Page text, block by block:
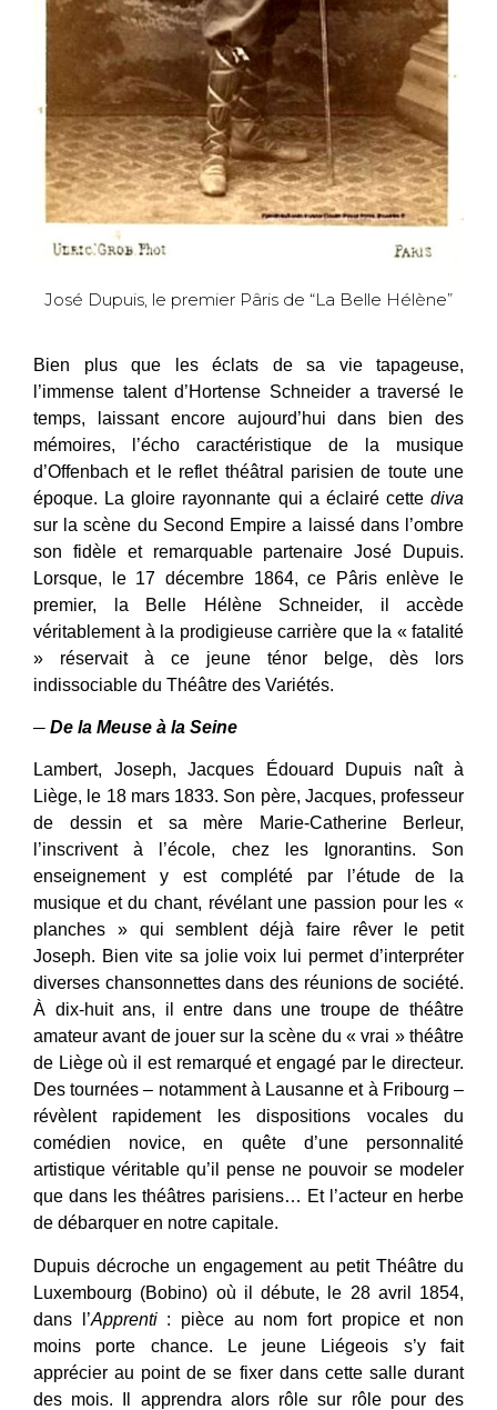
José Dupuis, le premier Pâris de “La Belle Hélène”
Bien plus que les éclats de sa vie tapageuse,
l’immense talent d’Hortense Schneider a traversé le
temps, laissant encore aujourd’hui dans bien des
mémoires, l’écho caractéristique de la musique
d’Offenbach et le reflet théâtral parisien de toute une
époque. La gloire rayonnante qui a éclairé cette diva
sur la scène du Second Empire a laissé dans l’ombre
son fidèle et remarquable partenaire José Dupuis.
Lorsque, le 17 décembre 1864, ce Pâris enlève le
premier, la Belle Hélène Schneider, il accède
véritablement à la prodigieuse carrière que la « fatalité
» réservait à ce jeune ténor belge, dès lors
indissociable du Théâtre des Variétés.
─ De la Meuse à la Seine
Lambert, Joseph, Jacques Édouard Dupuis naît à
Liège, le 18 mars 1833. Son père, Jacques, professeur
de dessin et sa mère Marie-Catherine Berleur,
l’inscrivent à l’école, chez les Ignorantins. Son
enseignement y est complété par l’étude de la
musique et du chant, révélant une passion pour les «
planches » qui semblent déjà faire rêver le petit
Joseph. Bien vite sa jolie voix lui permet d’interpréter
diverses chansonnettes dans des réunions de société.
À dix-huit ans, il entre dans une troupe de théâtre
amateur avant de jouer sur la scène du « vrai » théâtre
de Liège où il est remarqué et engagé par le directeur.
Des tournées – notamment à Lausanne et à Fribourg –
révèlent rapidement les dispositions vocales du
comédien novice, en quête d’une personnalité
artistique véritable qu’il pense ne pouvoir se modeler
que dans les théâtres parisiens… Et l’acteur en herbe
de débarquer en notre capitale.
Dupuis décroche un engagement au petit Théâtre du
Luxembourg (Bobino) où il débute, le 28 avril 1854,
dans l’Apprenti: pièce au nom fort propice et non
moins porte chance. Le jeune Liégeois s’y fait
apprécier au point de se fixer dans cette salle durant
des mois. Il apprendra alors rôle sur rôle pour des